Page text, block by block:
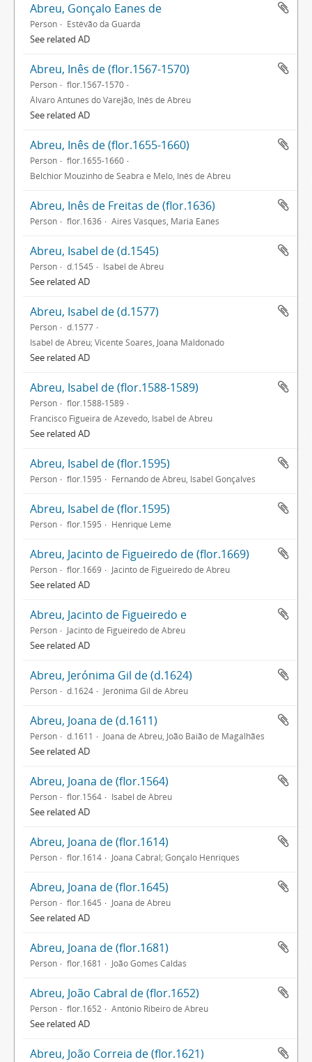
Abreu, Gonçalo Eanes de
Person Estêvão da Guarda
See related AD
Abreu, Inês de (flor.1567-1570)
Person
flor.1567-1570
Álvaro Antunes do Varejão, Inês de Abreu
See related AD
Abreu, Inês de (flor.1655-1660)
Person
flor.1655-1660
Belchior Mouzinho de Seabra e Melo, Inês de Abreu
Abreu, Inês de Freitas de (flor.1636)
Person flor.1636 Aires Vasques, Maria Eanes
Abreu, Isabel de (d.1545)
Person d.1545 Isabel de Abreu
See related AD
Abreu, Isabel de (d.1577)
Person
d.1577
Isabel de Abreu; Vicente Soares, Joana Maldonado
See related AD
Abreu, Isabel de (flor.1588-1589)
Person
flor.1588-1589
Francisco Figueira de Azevedo, Isabel de Abreu
See related AD
Abreu, Isabel de (flor.1595)
Person flor.1595 Fernando de Abreu, Isabel Gonçalves
Abreu, Isabel de (flor.1595)
Person flor.1595 Henrique Leme
Abreu, Jacinto de Figueiredo de (flor.1669)
Person flor.1669 Jacinto de Figueiredo de Abreu
See related AD
Abreu, Jacinto de Figueiredo e
Person Jacinto de Figueiredo de Abreu
See related AD
Abreu, Jerónima Gil de (d.1624)
Person d.1624 Jerónima Gil de Abreu
Abreu, Joana de (d.1611)
Person d.1611 Joana de Abreu, João Baião de Magalhães
See related AD
Abreu, Joana de (flor.1564)
Person flor.1564 Isabel de Abreu
See related AD
Abreu, Joana de (flor.1614)
Person flor.1614 Joana Cabral; Gonçalo Henriques
Abreu, Joana de (flor.1645)
Person flor.1645 Joana de Abreu
See related AD
Abreu, Joana de (flor.1681)
Person flor.1681 João Gomes Caldas
Abreu, João Cabral de (flor.1652)
Person flor.1652 António Ribeiro de Abreu
See related AD
Abreu, João Correia de (flor.1621)